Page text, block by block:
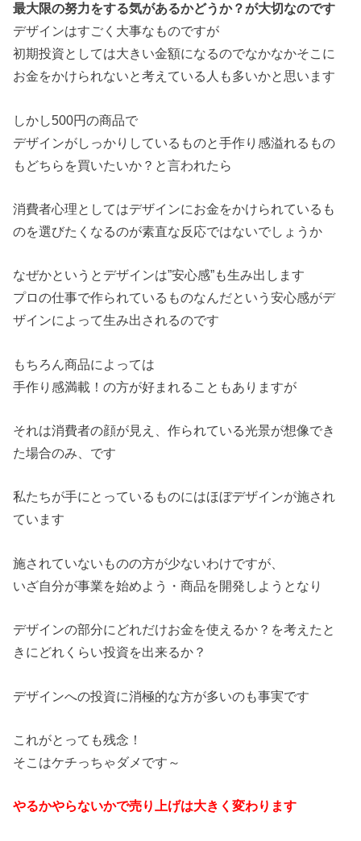
最大限の努力をする気があるかどうか？が大切なのです
デザインはすごく大事なものですが
初期投資としては大きい金額になるのでなかなかそこに
お金をかけられないと考えている人も多いかと思います
しかし500円の商品で
デザインがしっかりしているものと手作り感溢れるもの
もどちらを買いたいか？と言われたら
消費者心理としてはデザインにお金をかけられているも
のを選びたくなるのが素直な反応ではないでしょうか
なぜかというとデザインは”安心感”も生み出します
プロの仕事で作られているものなんだという安心感がデ
ザインによって生み出されるのです
もちろん商品によっては
手作り感満載！の方が好まれることもありますが
それは消費者の顔が見え、作られている光景が想像でき
た場合のみ、です
私たちが手にとっているものにはほぼデザインが施され
ています
施されていないものの方が少ないわけですが、
いざ自分が事業を始めよう・商品を開発しようとなり
デザインの部分にどれだけお金を使えるか？を考えたと
きにどれくらい投資を出来るか？
デザインへの投資に消極的な方が多いのも事実です
これがとっても残念！
そこはケチっちゃダメです～
やるかやらないかで売り上げは大きく変わります